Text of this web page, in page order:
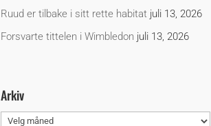
Ruud er tilbake i sitt rette habitat juli 13, 2026
Forsvarte tittelen i Wimbledon juli 13, 2026
Arkiv
Arkiv